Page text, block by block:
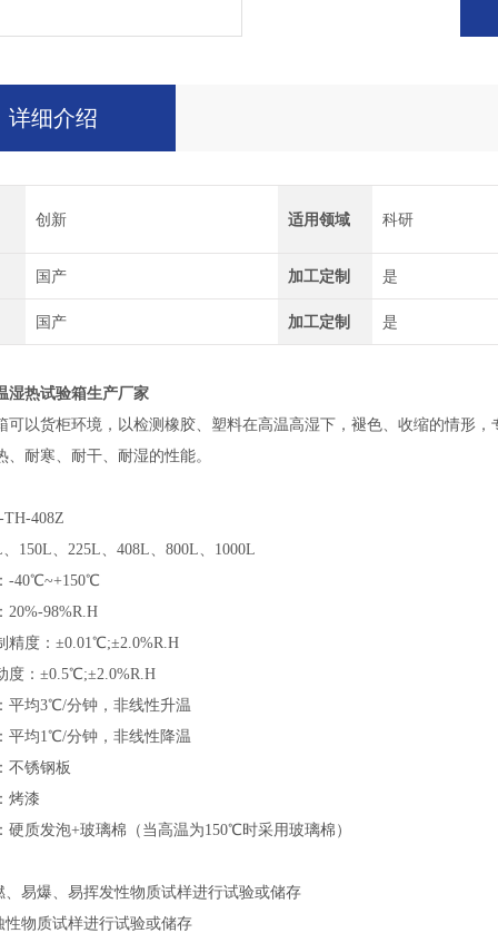
详细介绍
创新 适用领域 科研
国产 加工定制 是
国产 加工定制 是
湿热试验箱生产厂家
可以货柜环境，以检测橡胶、塑料在高温高湿下，褪色、收缩的情形，
、耐寒、耐干、耐湿的性能。
408Z
150L、225L、408L、800L、1000L
-40℃~+150℃
20%-98%R.H
精度：±0.01℃;±2.0%R.H
度：±0.5℃;±2.0%R.H
平均3℃/分钟，非线性升温
平均1℃/分钟，非线性降温
不锈钢板
烤漆
硬质发泡+玻璃棉（当高温为150℃时采用玻璃棉）
、易爆、易挥发性物质试样进行试验或储存
性物质试样进行试验或储存